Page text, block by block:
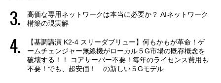
高価な専用ネットワークは本当に必要か？ AIネットワーク
構築の現実解
【基調講演 K2-4 スリーダブリュー】何もかもが革命！ゲ
ームチェンジャー無線機がローカル５G市場の既存概念を
破壊する！！ コアサーバー不要！毎年のライセンス費用も
不要！でも、超安価！ の新しい５Gモデル